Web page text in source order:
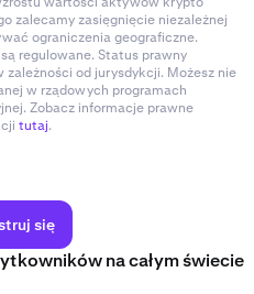
się
na całym świecie
zalecamy zasięgnięcie niezależnej
ograniczenia geograficzne.
regulowane. Status prawny
zależności od jurysdykcji. Możesz nie
w rządowych programach
Zobacz informacje prawne
tutaj.